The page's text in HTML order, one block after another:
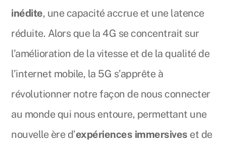
inédite, une capacité accrue et une latence
réduite. Alors que la 4G se concentrait sur
l’amélioration de la vitesse et de la qualité de
l’internet mobile, la 5G s’apprête à
révolutionner notre façon de nous connecter
au monde qui nous entoure, permettant une
nouvelle ère d’expériences immersives et de